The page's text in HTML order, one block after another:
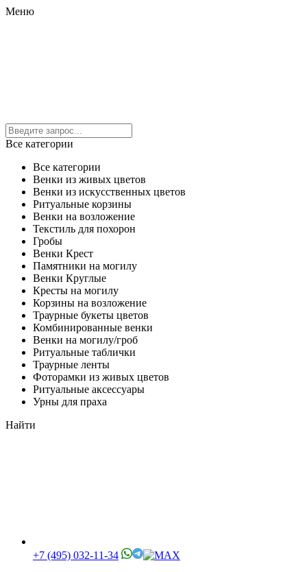
Меню
Все категории
Все категории
Венки из живых цветов
Венки из искусственных цветов
Ритуальные корзины
Венки на возложение
Текстиль для похорон
Гробы
Венки Крест
Памятники на могилу
Венки Круглые
Кресты на могилу
Корзины на возложение
Траурные букеты цветов
Комбинированные венки
Венки на могилу/гроб
Ритуальные таблички
Траурные ленты
Фоторамки из живых цветов
Ритуальные аксессуары
Урны для праха
Найти
+7 (495) 032-11-34